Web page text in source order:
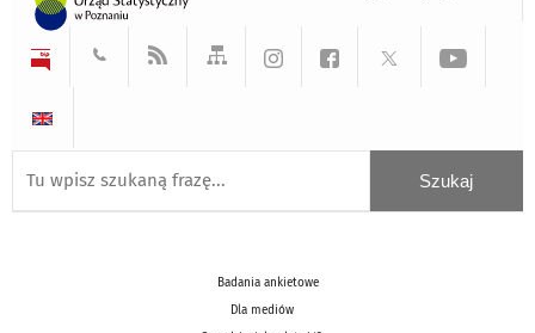
czarnymczarnymżółtym
Badania ankietowe
Dla mediów